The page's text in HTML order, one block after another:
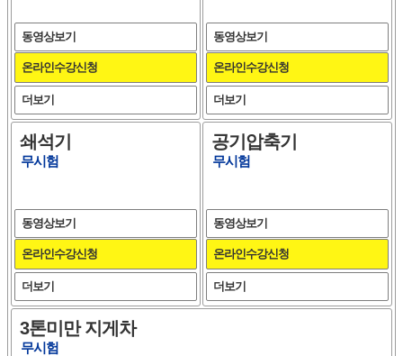
더보기
온라인수강신청
동영상보기
더보기
온라인수강신청
동영상보기
쇄석기
무시험
더보기
온라인수강신청
동영상보기
공기압축기
무시험
더보기
온라인수강신청
동영상보기
3톤미만 지게차
무시험